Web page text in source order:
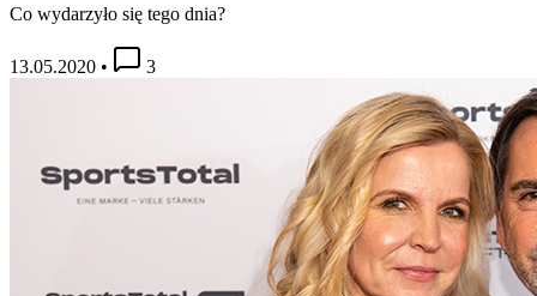
Co wydarzyło się tego dnia?
13.05.2020 • 3